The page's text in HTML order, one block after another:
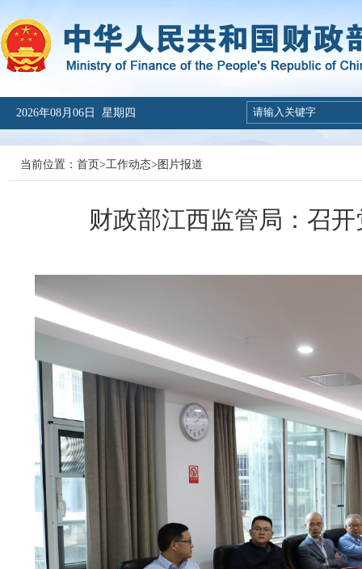
2026年08月06日 星期四
当前位置： 首页>工作动态> 图片报道
财政部江西监管局：召